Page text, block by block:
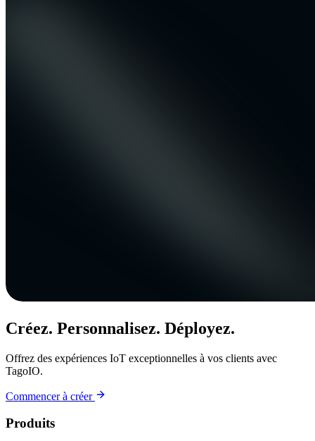
Créez. Personnalisez. Déployez.
Offrez des expériences IoT exceptionnelles à vos clients avec
TagoIO.
Commencer à créer
Produits